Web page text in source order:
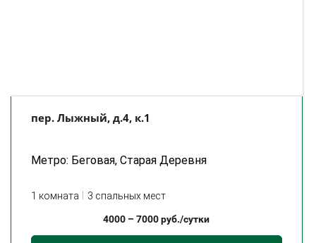
пер. Лыжный, д.4, к.1
Метро: Беговая, Старая Деревня
1 комната 3 спальных мест
4000 –7000руб./сутки